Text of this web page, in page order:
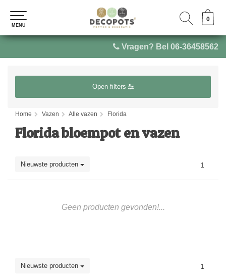
Vragen? Bel 06-36458562
0
MENU
0
MENU
Open filters
Home Vazen Alle vazen Florida
Florida bloempot en vazen
Nieuwste producten 1
Geen producten gevonden!...
Nieuwste producten 1